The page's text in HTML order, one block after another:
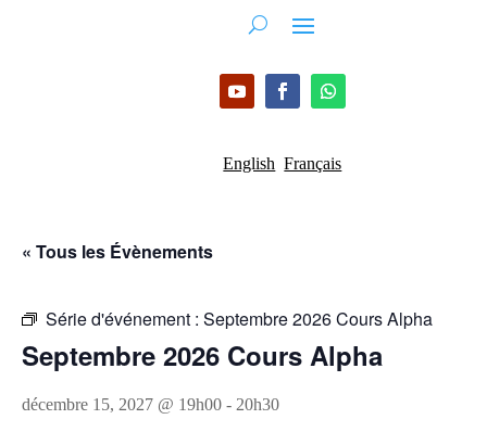
English Français
« Tous les Évènements
Série d'événement : Septembre 2026 Cours Alpha
Septembre 2026 Cours Alpha
décembre 15, 2027 @ 19h00 - 20h30